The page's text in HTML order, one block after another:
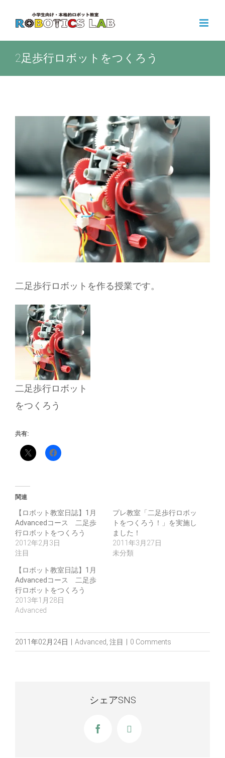
content
2足歩行ロボットをつくろう
Image
二足歩行ロボットを作る授業です。
二足歩行ロボット
をつくろう
共有:
関連
【ロボット教室日誌】1月
Advancedコース 二足歩
行ロボットをつくろう
2012年2月3日
注目
プレ教室「二足歩行ロボッ
トをつくろう！」を実施し
ました！
2011年3月27日
未分類
【ロボット教室日誌】1月
Advancedコース 二足歩
行ロボットをつくろう
2013年1月28日
Advanced
2011年02月24日 | Advanced 注目 | 0 Comments
シェアSNS
Facebook
X